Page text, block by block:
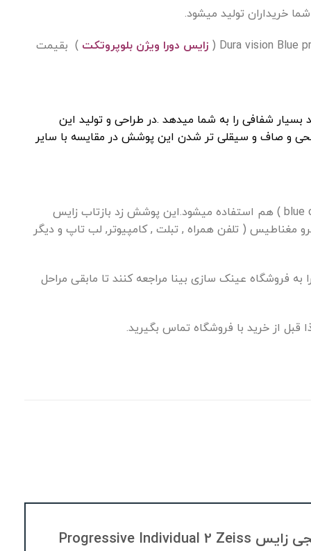
زایس دورا ویژن بلوپروتکت ) بقیمت
شفافی را به شما میدهد .در طراحی و تولید این
و صاف و سیقلی تر شدن این پوشش در مقایسه با سایر
( blue control ) هم استفاده میشود.این پوشش زد بازتاب زایس
مغناطیس ( تلفن همراه , تبلت , کامپیوتر, لب تاپ و دیگر
به فروشگاه عینک سازی بینا مراجعه کنند تا مابقی مراحل
قبل از خرید با فروشگاه تماس بگیرید.
اولین نفری باشید که دیدگاهی را ارسال می کنید برای “عدسی دودید تدریجی زایس Progressive Individual 2 Zeiss